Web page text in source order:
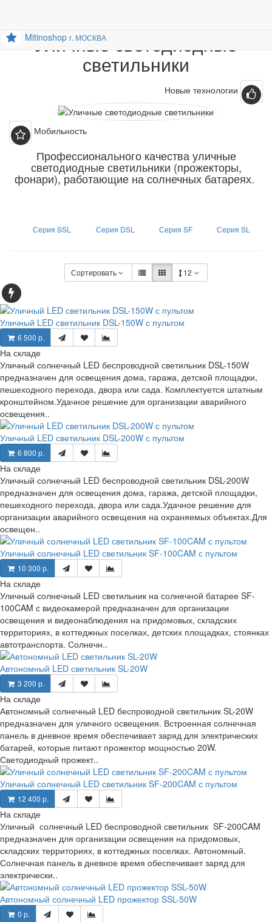
Mitinoshop г. МОСКВА
Уличные светодиодные
светильники
Новые технологии
Мобильность
Профессионального качества уличные
светодиодные светильники (прожекторы,
фонари), работающие на солнечных батареях.
Серия SSL Серия DSL Серия SF Серия SL
Сортировать 12
Уличный LED светильник DSL-150W с пультом
6 500 р.
На складе
Уличный солнечный LED беспроводной светильник DSL-150W
предназначен для освещения дома, гаража, детской площадки,
пешеходного перехода, двора или сада. Комплектуется штатным
кронштейном.Удачное решение для организации аварийного
освещения..
Уличный LED светильник DSL-200W с пультом
6 800 р.
На складе
Уличный солнечный LED беспроводной светильник DSL-200W
предназначен для освещения дома, гаража, детской площадки,
пешеходного перехода, двора или сада.Удачное решение для
организации аварийного освещения на охраняемых объектах.Для
освещен..
Уличный солнечный LED светильник SF-100CAM с пультом
10 300 р.
На складе
Уличный солнечный LED светильник на солнечной батарее SF-
100CAM с видеокамерой предназначен для организации
освещения и видеонаблюдения на придомовых, складских
территориях, в коттеджных поселках, детских площадках, стоянках
автотранспорта. Солнечн..
Автономный LED светильник SL-20W
3 200 р.
На складе
Автономный солнечный LED беспроводной светильник SL-20W
предназначен для уличного освещения. Встроенная солнечная
панель в дневное время обеспечивает заряд для электрических
батарей, которые питают прожектор мощностью 20W.
Светодиодный прожект..
Уличный солнечный LED светильник SF-200CAM с пультом
12 400 р.
На складе
Уличный солнечный LED беспроводной светильник SF-200CAM
предназначен для организации освещения на придомовых,
складских территориях, в коттеджных поселках. Автономный.
Солнечная панель в дневное время обеспечивает заряд для
электрически..
Автономный солнечный LED прожектор SSL-50W
0 р.